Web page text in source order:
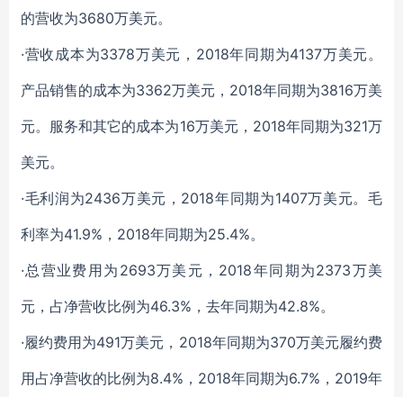
的营收为3680万美元。
·营收成本为3378万美元，2018年同期为4137万美元。
产品销售的成本为3362万美元，2018年同期为3816万美
元。服务和其它的成本为16万美元，2018年同期为321万
美元。
·毛利润为2436万美元，2018年同期为1407万美元。毛
利率为41.9%，2018年同期为25.4%。
·总营业费用为2693万美元，2018年同期为2373万美
元，占净营收比例为46.3%，去年同期为42.8%。
·履约费用为491万美元，2018年同期为370万美元履约费
用占净营收的比例为8.4%，2018年同期为6.7%，2019年